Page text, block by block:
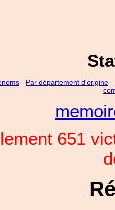
- Par département d'origine -
651